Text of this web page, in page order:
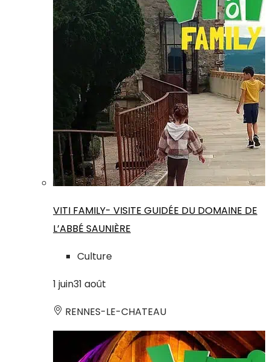
VITI FAMILY- VISITE GUIDÉE DU DOMAINE DE
L’ABBÉ SAUNIÈRE
Culture
1 juin31 août
RENNES-LE-CHATEAU